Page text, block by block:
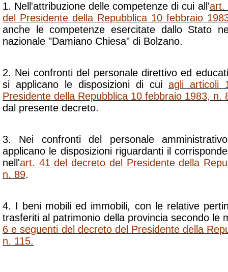
1. Nell'attribuzione delle competenze di cui all'art.
del Presidente della Repubblica 10 febbraio
anche le competenze esercitate dallo Stato
nazionale "Damiano Chiesa" di Bolzano.
2. Nei confronti del personale direttivo ed
si applicano le disposizioni di cui agli articoli
Presidente della Repubblica 10 febbraio 1983, n.
dal presente decreto.
3. Nei confronti del personale
applicano le disposizioni riguardanti il
nell'art. 41 del decreto del Presidente della
n. 89.
4. I beni mobili ed immobili, con le relative
trasferiti al patrimonio della provincia secondo le
6 e seguenti del decreto del Presidente della
n. 115.